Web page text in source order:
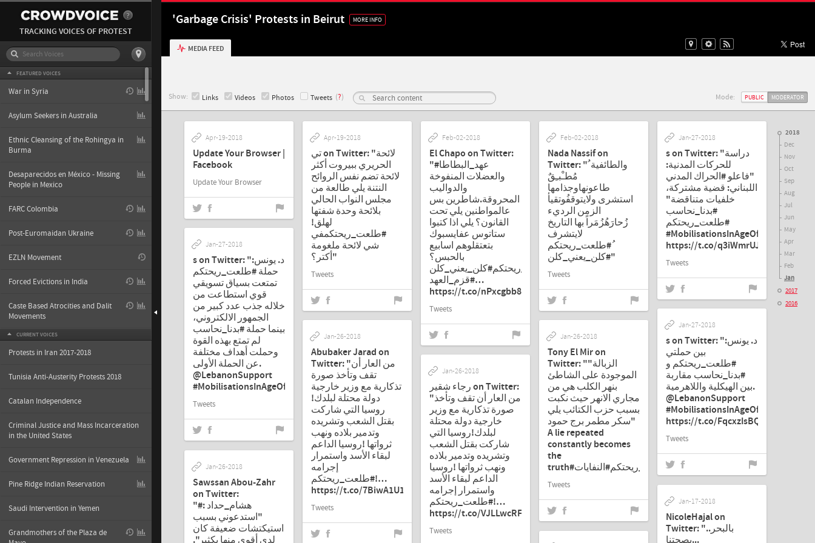
TRACKING VOICES OF PROTEST
FEATURED VOICES
War in Syria
Asylum Seekers in Australia
Ethnic Cleansing of the Rohingya in
Burma
Desaparecidos en México - Missing
People in Mexico
FARC Colombia
Post-Euromaidan Ukraine
EZLN Movement
Forced Evictions in India
Caste Based Atrocities and Dalit
Movements
CURRENT VOICES
Protests in Iran 2017-2018
Tunisia Anti-Austerity Protests 2018
Catalan Independence
Criminal Justice and Mass Incarceration
in the United States
Government Repression in Venezuela
Pine Ridge Indian Reservation
Saudi Intervention in Yemen
Grandmothers of the Plaza de
'Garbage Crisis' Protests in Beirut MORE INFO
MEDIA FEED
Show: Links Videos Photos Tweets (?) Mode: PUBLIC MODERATOR
Apr-19-2018
Update Your Browser |
Facebook
Update Your Browser
Apr-19-2018
تي on Twitter: "لائحة
الحريري ببيروت أكثر
لائحة تضم نفس الروائح
النتنة يلي طالعة من
مجلس النواب الحالي
بلائحة وحدة شفتها
لهلق!
#طلعت_ريحتكمفي
شي لائحة ملغومة
أكتر؟"
Tweets
Feb-02-2018
El Chapo on Twitter:
"#عهد_البطاطا
والعضلات المنفوخة
والدواليب
المحروقة.شاطرين بس
عالمواطنين يلي تحت
القانون؟ يلي اذا كتبوا
ستاتوس عفايسبوك
بتعتقلوهم اسابيع
بالحبس؟
#طلعت_ريحتكم#كلن_يعني_كلن
#قزم_العهد…
https://t.co/nPxcgbb8qz"
Tweets
Feb-02-2018
Nada Nassif on
Twitter: "والطائفية ُ
مُطـْبـِقٌ
طاعونهاوجذامها
استشرى ولايتوقفُوتقيأ
الزمن الرديء
زُحارَهُزُمَراً بها التاريخ
لايتشرف
ُ#طلعت_ريحتكم
#كلن_يعني_كلن"
Tweets
Jan-27-2018
s on Twitter: "دراسة
للحركات المدنية:
"فاعلو #الحراك المدني
اللبناني: قضية مشتركة،
خلفيات متناقضة"
#بدنا_نحاسب
#طلعت_ريحتكم
https://t.co/q3iWmrUJwJ"
Tweets
Jan-27-2018
s on Twitter: "د. يونس:
حملة #طلعت_ريحتكم
تمتعت بسياق تسويقي
قوي استطاعت من
خلاله جذب عدد كبير من
الجمهور الالكتروني،
بينما حملة #بدنا_نحاسب
لم تمتع بهذه القوة
وحملت أهداف مختلفة
عن الحملة الأولى.
@LebanonSupport
#MobilisationsInAgeOfArabUprisings"
Tweets
Jan-27-2018
s on Twitter: "د. يونس:
بين حملتي
#طلعت_ريحتكم و
#بدنا_نحاسب مقاربة
بين الهيكلية واللاهرمية.
@LebanonSupport
https://t.co/FqcxzIsBQ6"
Tweets
Jan-26-2018
Abubaker Jarad on
Twitter: "من العار أن
تقف وتأخذ صورة
تذكارية مع وزير خارجية
دولة محتلة لبلدك!
روسيا التي شاركت
بقتل الشعب وتشريده
وتدمير بلاده ونهب
ثرواتها !روسيا الداعم
لبقاء الأسد واستمرار
إجرامه
!#طلعت_ريحتكم…
https://t.co/7BiwA1U1xD"
Tweets
Jan-26-2018
Tony El Mir on
Twitter: ""الزبالة
الموجودة على الشاطئ
بنهر الكلب هي من
مجاري الانهر حيث نكبت
بسبب حزب الكتائب يلي
سكر مطمر برج حمود"
A lie repeated
constantly becomes
the
truth#وطن_النجوم#قرف#طلعت_ريحتكم#النفايات"
Tweets
Jan-26-2018
رجاء شقير on Twitter:
"من العار أن تقف وتأخذ
صورة تذكارية مع وزير
خارجية دولة محتلة
لبلدك!روسيا التي
شاركت بقتل الشعب
وتشريده وتدمير بلاده
ونهب ثرواتها !روسيا
الداعم لبقاء الأسد
واستمرار إجرامه
!#طلعت_ريحتكم…
https://t.co/VJLLwcRFQ3"
Tweets
Jan-26-2018
Sawssan Abou-Zahr
on Twitter:
"#هشام_حداد :
"استدعوني بسبب
استيكتشات ضعيفة كان
لدي أقوى منها بكثير".
Jan-17-2018
NicoleHajal on
Twitter: "بالبحر..
بصحتنا...
2018
Dec
Nov
Oct
Sep
Aug
Jul
Jun
May
Apr
Mar
Feb
Jan
2017
2016